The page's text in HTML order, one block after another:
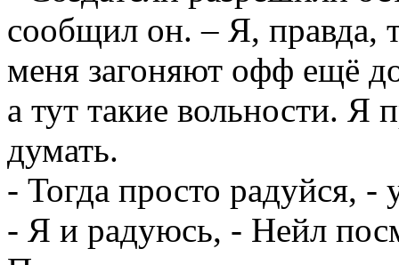
сообщил он. – Я, правда,
меня загоняют офф ещё
а тут такие вольности. Я
думать.
- Тогда просто радуйся, -
- Я и радуюсь, - Нейл